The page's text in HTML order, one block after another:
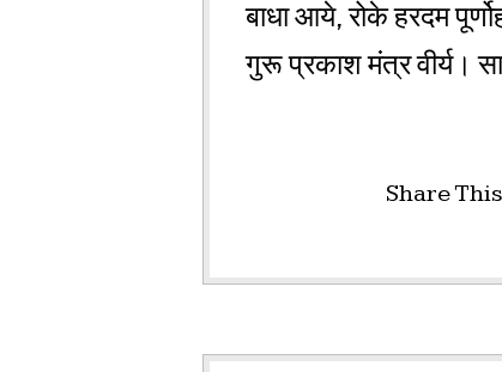
बाधा आये, रोके हरदम
गुरू प्रकाश मंत्र वीर्य।
Share